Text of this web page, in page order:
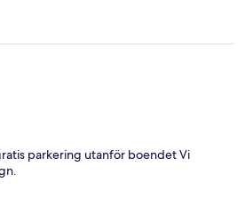
parkering utanför boendet Vi